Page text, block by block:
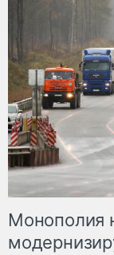
Монополия